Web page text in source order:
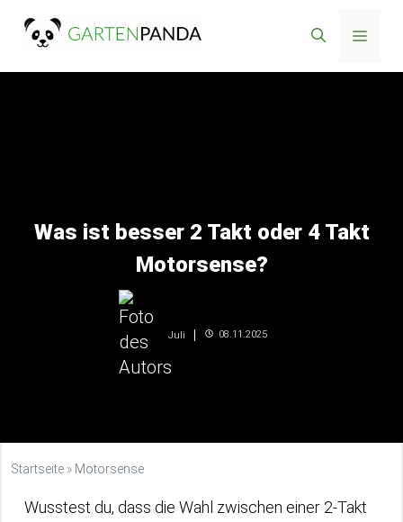
Inhalt
Menü
Was ist besser 2 Takt oder 4 Takt
Motorsense?
Juli 08.11.2025
Startseite » Motorsense
Wusstest du, dass die Wahl zwischen einer 2-Takt